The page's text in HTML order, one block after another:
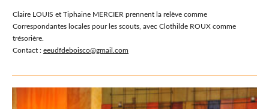
Claire LOUIS et Tiphaine MERCIER prennent la relève comme
Correspondantes locales pour les scouts, avec Clothilde ROUX comme
trésorière.
Contact : eeudfdeboisco@gmail.com